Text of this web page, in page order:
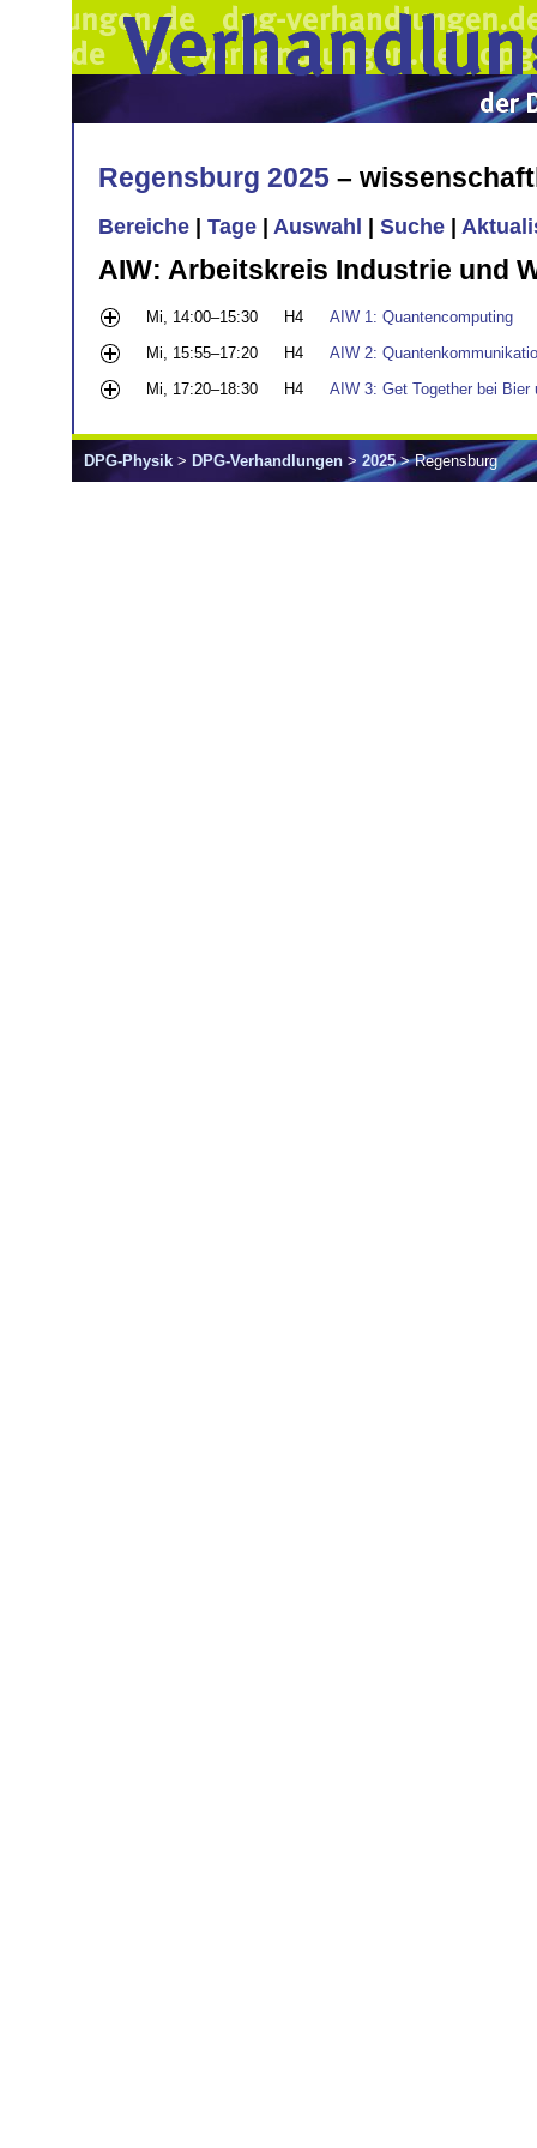
Regensburg 2025 –
Bereiche Tage Auswahl Suche
AIW: Arbeitskreis Industrie und
Mi, 14:00–15:30 H4
AIW 1: Quantencomputing
Mi, 15:55–17:20
H4
AIW 2:
Mi, 17:20–18:30
H4 AIW 3: Get Together bei Bier
DPG-Physik > DPG-Verhandlungen > 2025> Regensburg